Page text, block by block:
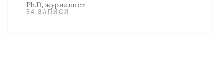
Ph.D, журналист
54 ЗАПИСИ